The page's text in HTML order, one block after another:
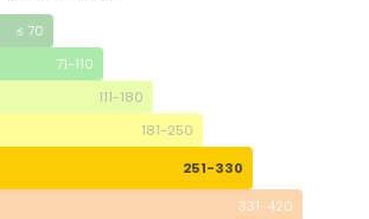
≤ 70
71-110
111-180
181-250
251-330
331-420